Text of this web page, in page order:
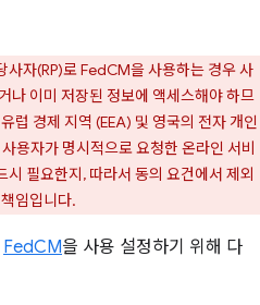
사자(RP)로 FedCM을 사용하는 경우 사
나 이미 저장된 정보에 액세스해야 하므
럽 경제 지역 (EEA) 및 영국의 전자 개인
용자가 명시적으로 요청한 온라인 서비
필요한지, 따라서 동의 요건에서 제외
임입니다.
FedCM을 사용 설정하기 위해 다